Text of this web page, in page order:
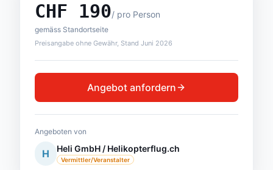
CHF 190/ pro Person
gemäss Standortseite
Preisangabe ohne Gewähr, Stand Juni 2026
Angebot anfordern
Angeboten von
H Heli GmbH / Helikopterflug.ch
Vermittler/Veranstalter